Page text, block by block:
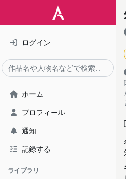
ログイン
ホーム
プロフィール
通知
記録する
ライブラリ